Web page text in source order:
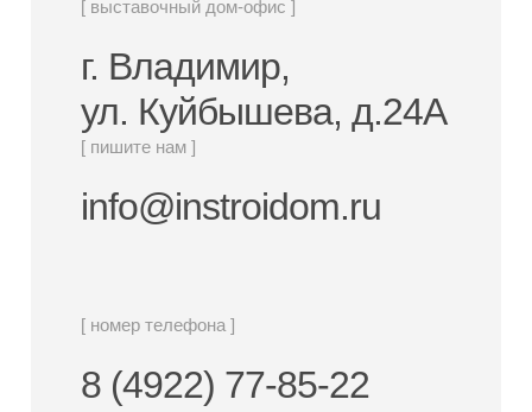
[ выставочный дом-офис ]
г. Владимир,
ул. Куйбышева, д.24А
[ пишите нам ]
info@instroidom.ru
[ номер телефона ]
8 (4922) 77-85-22